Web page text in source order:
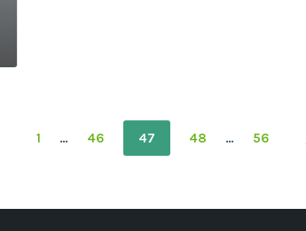
1 … 46 47 48 … 56